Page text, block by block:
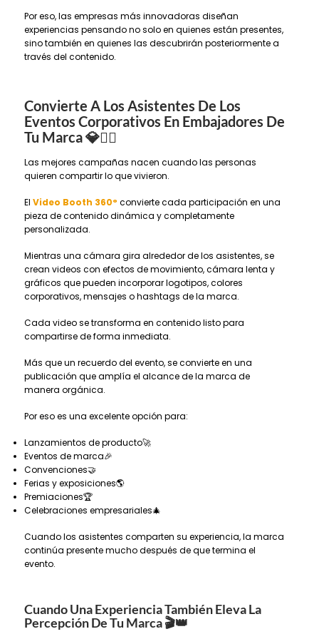
Por eso, las empresas más innovadoras diseñan
experiencias pensando no solo en quienes están presentes,
sino también en quienes las descubrirán posteriormente a
través del contenido.
Convierte A Los Asistentes De Los
Eventos Corporativos En Embajadores De
Tu Marca 💎👯‍♀️
Las mejores campañas nacen cuando las personas
quieren compartir lo que vivieron.
El Video Booth 360° convierte cada participación en una
pieza de contenido dinámica y completamente
personalizada.
Mientras una cámara gira alrededor de los asistentes, se
crean videos con efectos de movimiento, cámara lenta y
gráficos que pueden incorporar logotipos, colores
corporativos, mensajes o hashtags de la marca.
Cada video se transforma en contenido listo para
compartirse de forma inmediata.
Más que un recuerdo del evento, se convierte en una
publicación que amplía el alcance de la marca de
manera orgánica.
Por eso es una excelente opción para:
Lanzamientos de producto🚀
Eventos de marca🎉
Convenciones🤝
Ferias y exposiciones🌎
Premiaciones🏆
Celebraciones empresariales🎄
Cuando los asistentes comparten su experiencia, la marca
continúa presente mucho después de que termina el
evento.
Cuando Una Experiencia También Eleva La
Percepción De Tu Marca🎬👑